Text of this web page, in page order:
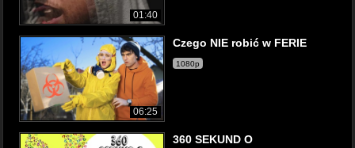
01:40
06:25
Czego NIE robić w FERIE
1080p
360 SEKUND O